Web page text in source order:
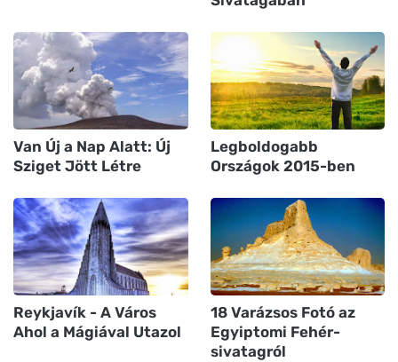
Van Új a Nap Alatt: Új
Sziget Jött Létre
Legboldogabb
Országok 2015-ben
Reykjavík - A Város
Ahol a Mágiával Utazol
18 Varázsos Fotó az
Egyiptomi Fehér-
sivatagról